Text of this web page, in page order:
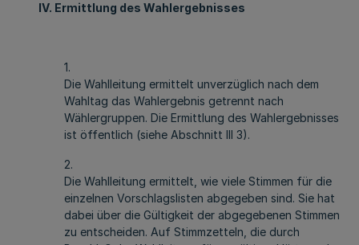
IV. Ermittlung des Wahlergebnisses
1.
Die Wahlleitung ermittelt unverzüglich nach dem
Wahltag das Wahlergebnis getrennt nach
Wählergruppen. Die Ermittlung des Wahlergebnisses
ist öffentlich (siehe Abschnitt III 3).
2.
Die Wahlleitung ermittelt, wie viele Stimmen für die
einzelnen Vorschlagslisten abgegeben sind. Sie hat
dabei über die Gültigkeit der abgegebenen Stimmen
zu entscheiden. Auf Stimmzetteln, die durch